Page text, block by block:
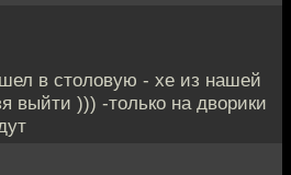
в столовую - хе из нашей
выйти ))) -только на дворики